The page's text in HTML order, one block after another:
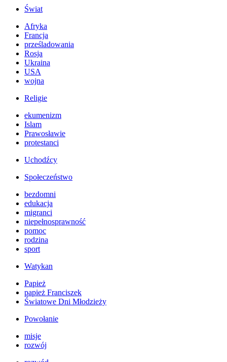
Świat
Afryka
Francja
prześladowania
Rosja
Ukraina
USA
wojna
Religie
ekumenizm
Islam
Prawosławie
protestanci
Uchodźcy
Społeczeństwo
bezdomni
edukacja
migranci
niepełnosprawność
pomoc
rodzina
sport
Watykan
Papież
papież Franciszek
Światowe Dni Młodzieży
Powołanie
misje
rozwój